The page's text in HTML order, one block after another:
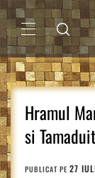
Sari
la
conținutMENIU
PRINCIPAL
Hramul
si
PUBLICAT PE 27